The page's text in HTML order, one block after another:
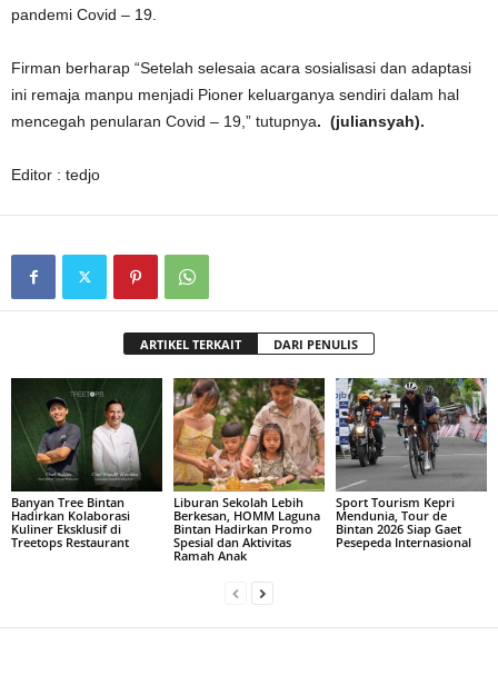
pandemi Covid – 19.
Firman berharap “Setelah selesaia acara sosialisasi dan adaptasi
ini remaja manpu menjadi Pioner keluarganya sendiri dalam hal
mencegah penularan Covid – 19,” tutupnya. (juliansyah).
Editor : tedjo
ARTIKEL TERKAIT DARI PENULIS
Banyan Tree Bintan
Hadirkan Kolaborasi
Kuliner Eksklusif di
Treetops Restaurant
Liburan Sekolah Lebih
Berkesan, HOMM Laguna
Bintan Hadirkan Promo
Spesial dan Aktivitas
Ramah Anak
Sport Tourism Kepri
Mendunia, Tour de
Bintan 2026 Siap Gaet
Pesepeda Internasional